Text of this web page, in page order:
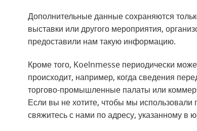
Дополнительные данные сохраняются
выставки или другого мероприятия,
предоставили нам такую информацию.
Кроме того, Koelnmesse периодически
происходит, например, когда сведения
торгово-промышленные палаты или
Если вы не хотите, чтобы мы
свяжитесь с нами по адресу, указанному